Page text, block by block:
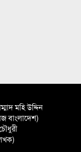
মহি উদ্দিন
বাংলাদেশ)